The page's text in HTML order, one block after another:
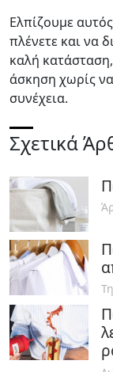
Ελπίζουμε
πλένετε και να
καλή
άσκηση χωρίς
συνέχεια.
Σχετικά